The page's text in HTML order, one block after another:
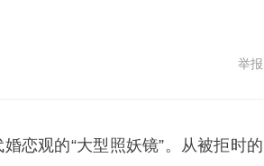
举报
恋观的“大型照妖镜”。从被拒时的